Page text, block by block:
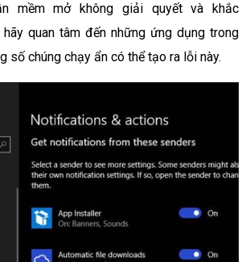
mềm mở không giải quyết và khắc
quan tâm đến những ứng dụng trong
số chúng chạy ẩn có thể tạo ra lỗi này.